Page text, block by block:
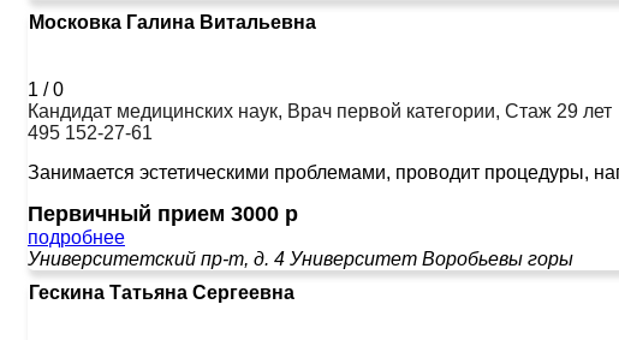
Московка Галина Витальевна
1 /0
Кандидат медицинских наук, Врач первой категории, Стаж 29 лет
495 152-27-61
Занимается эстетическими проблемами, проводит процедуры,
Первичный прием 3000 р
подробнее
Университетский пр-т, д. 4 Университет Воробьевы горы
Гескина Татьяна Сергеевна